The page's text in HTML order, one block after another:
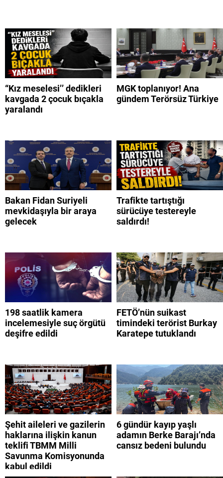
“Kız meselesi’’ dedikleri
kavgada 2 çocuk bıçakla
yaralandı
MGK toplanıyor! Ana
gündem Terörsüz Türkiye
Bakan Fidan Suriyeli
mevkidaşıyla bir araya
gelecek
Trafikte tartıştığı
sürücüye testereyle
saldırdı!
198 saatlik kamera
incelemesiyle suç örgütü
deşifre edildi
FETÖ’nün suikast
timindeki terörist Burkay
Karatepe tutuklandı
Şehit aileleri ve gazilerin
haklarına ilişkin kanun
teklifi TBMM Milli
Savunma Komisyonunda
kabul edildi
6 gündür kayıp yaşlı
adamın Berke Barajı’nda
cansız bedeni bulundu